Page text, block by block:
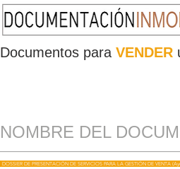
Documentos para VENDER
NOMBRE DEL
DOSSIER DE PRESENTACIÓN DE SERVICIOS PARA LA GESTIÓN DE VENTA